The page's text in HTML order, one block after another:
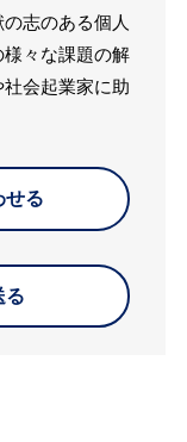
志のある個人
々な課題の解
会起業家に助
せる
る